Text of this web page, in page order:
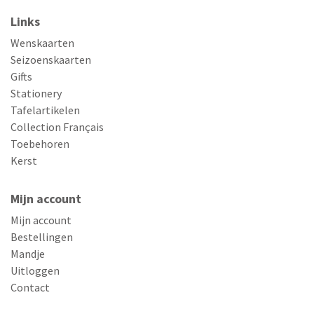
Links
Wenskaarten
Seizoenskaarten
Gifts
Stationery
Tafelartikelen
Collection Français
Toebehoren
Kerst
Mijn account
Mijn account
Bestellingen
Mandje
Uitloggen
Contact